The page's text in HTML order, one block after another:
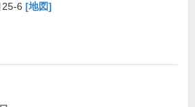
25-6 [地図]